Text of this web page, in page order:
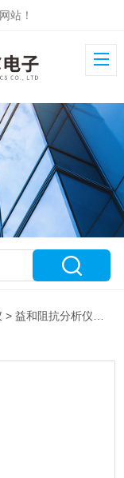
站！
> 益和阻抗分析仪内置12V电源6632-10